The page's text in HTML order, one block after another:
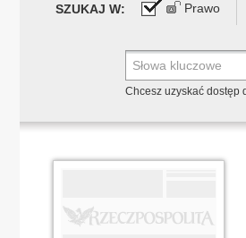
SZUKAJ W: Prawo
Chcesz uzyskać dostęp